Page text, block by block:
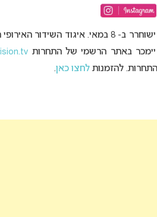
הדיסק הרשמי אשר יכלול את 41 שירי אירוויזיון 2020 ישוחרר
באתר הרשמי של התחרות
לחצו כאן.